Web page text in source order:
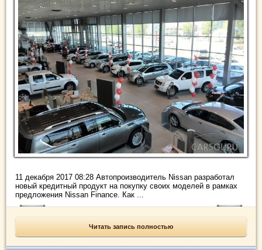
11 декабря 2017 08:28 Автопроизводитель Nissan разработал
новый кредитный продукт на покупку своих моделей в рамках
предложения Nissan Finance. Как ...
Читать запись полностью